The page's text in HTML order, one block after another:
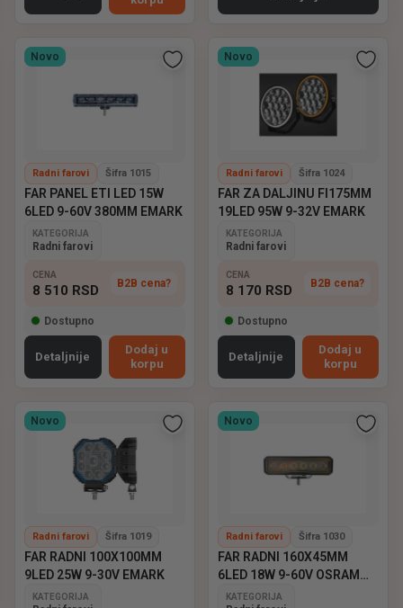
Novo
Radni farovi Šifra 1015
FAR PANEL ETI LED 15W
6LED 9-60V 380MM EMARK
KATEGORIJA
Radni farovi
CENA
8 510 RSD B2B cena?
Dostupno
Detaljnije
Dodaj u
korpu
Novo
Radni farovi Šifra 1024
FAR ZA DALJINU FI175MM
19LED 95W 9-32V EMARK
KATEGORIJA
Radni farovi
CENA
8 170 RSD B2B cena?
Dostupno
Detaljnije
Dodaj u
korpu
Novo
Radni farovi Šifra 1019
FAR RADNI 100X100MM
9LED 25W 9-30V EMARK
KATEGORIJA
Novo
Radni farovi Šifra 1030
FAR RADNI 160X45MM
6LED 18W 9-60V OSRAM
EMARK
KATEGORIJA